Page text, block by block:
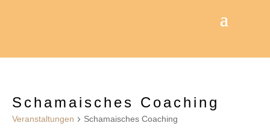
Schamaisches Coaching
Veranstaltungen Schamaisches Coaching